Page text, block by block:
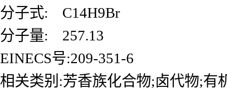
分子式: C14H9Br
分子量: 257.13
EINECS号:209-351-6
相关类别:芳香族化合物;卤代物;有